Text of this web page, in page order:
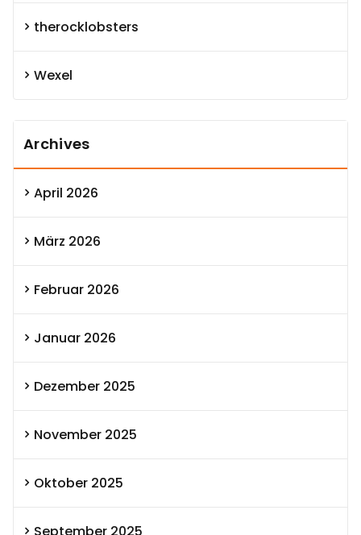
therocklobsters
Wexel
Archives
April 2026
März 2026
Februar 2026
Januar 2026
Dezember 2025
November 2025
Oktober 2025
September 2025